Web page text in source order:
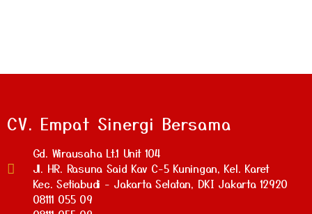
CV. Empat Sinergi Bersama
Gd. Wirausaha Lt.1 Unit 104
Jl. HR. Rasuna Said Kav C-5 Kuningan, Kel. Karet
Kec. Setiabudi - Jakarta Selatan, DKI Jakarta 12920
08111 055 09